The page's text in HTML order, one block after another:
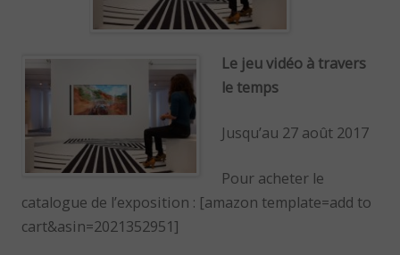
Le jeu vidéo à travers
le temps
Jusqu’au 27 août 2017
Pour acheter le
catalogue de l’exposition : [amazon template=add to
cart&asin=2021352951]